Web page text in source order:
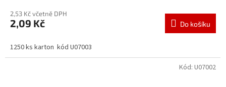
2,53 Kč včetně DPH
2,09 Kč Do košíku
1250 ks karton kód U07003
Kód: U07002